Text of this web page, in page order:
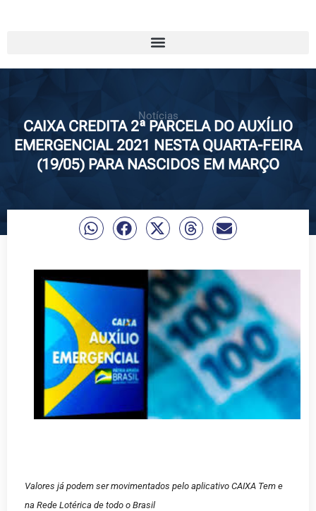
Notícias
CAIXA CREDITA 2ª PARCELA DO AUXÍLIO
EMERGENCIAL 2021 NESTA QUARTA-FEIRA
(19/05) PARA NASCIDOS EM MARÇO
Valores já podem ser movimentados pelo aplicativo CAIXA Tem e
na Rede Lotérica de todo o Brasil